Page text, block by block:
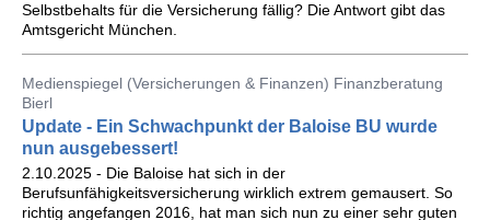
Selbstbehalts für die Versicherung fällig? Die Antwort gibt das
Amtsgericht München.
Medienspiegel (Versicherungen & Finanzen) Finanzberatung
Bierl
Update - Ein Schwachpunkt der Baloise BU wurde
nun ausgebessert!
2.10.2025 - Die Baloise hat sich in der
Berufsunfähigkeitsversicherung wirklich extrem gemausert. So
richtig angefangen 2016, hat man sich nun zu einer sehr guten